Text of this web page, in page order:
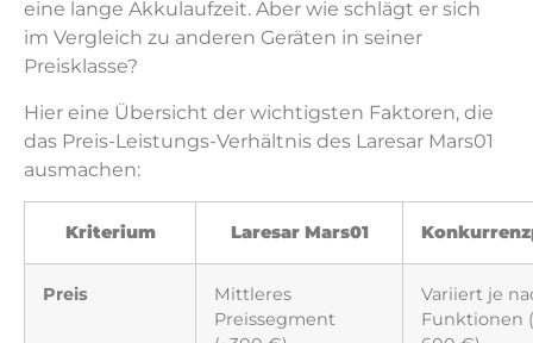
eine lange Akkulaufzeit. Aber wie schlägt er sich
im Vergleich zu anderen Geräten in seiner
Preisklasse?
Hier eine Übersicht der wichtigsten Faktoren, die
das Preis-Leistungs-Verhältnis des Laresar Mars01
ausmachen:
Kriterium Laresar Mars01
Preis
Mittleres
Preissegment
Variiert je
Funktionen